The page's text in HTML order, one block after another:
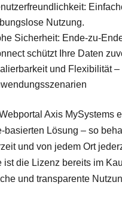
Nutzung.
Sicherheit: Ende-zu-
schützt Ihre Daten
und Flexibilität
Axis MySystems
basierten Lösung – so
und von jedem Ort
ist die Lizenz bereits im
und transparente